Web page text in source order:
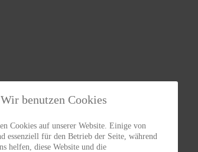
Wir benutzen Cookies
Cookies auf unserer Website. Einige von
essenziell für den Betrieb der Seite, während
helfen, diese Website und die